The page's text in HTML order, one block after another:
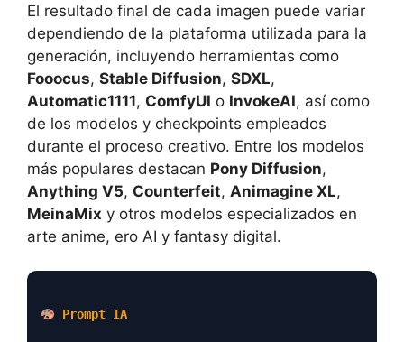
El resultado final de cada imagen puede variar
dependiendo de la plataforma utilizada para la
generación, incluyendo herramientas como
Fooocus, Stable Diffusion, SDXL,
Automatic1111, ComfyUI o InvokeAI, así como
de los modelos y checkpoints empleados
durante el proceso creativo. Entre los modelos
más populares destacan Pony Diffusion,
Anything V5, Counterfeit, Animagine XL,
MeinaMix y otros modelos especializados en
arte anime, ero AI y fantasy digital.
Prompt IA